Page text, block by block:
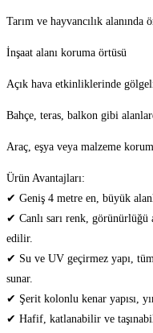
Tarım ve hayvancılık alanında
İnşaat alanı koruma örtüsü
Açık hava etkinliklerinde
Bahçe, teras, balkon gibi
Araç, eşya veya malzeme
Ürün Avantajları:
✔ Geniş 4 metre en, büyük
✔ Canlı sarı renk, görünürlüğü
edilir.
✔ Su ve UV geçirmez yapı,
sunar.
✔ Şerit kolonlu kenar yapısı,
✔ Hafif, katlanabilir ve